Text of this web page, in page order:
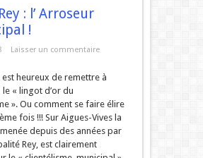
: l’ Arroseur
!
Laisser un commentaire
heureux de remettre à
le « lingot d’or du
». Ou comment se faire élire
fois !!! Sur Aigues-Vives la
depuis des années par
Rey, est clairement